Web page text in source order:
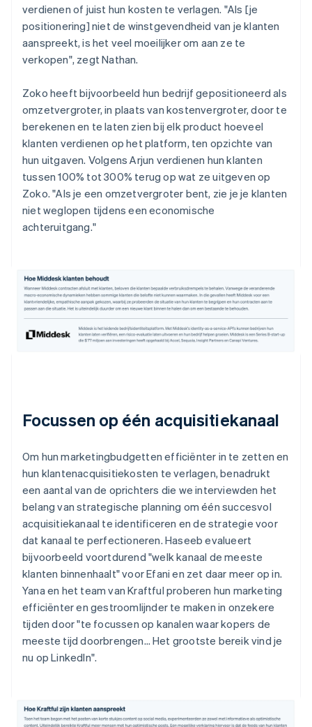
verdienen of juist hun kosten te verlagen. "Als [je
positionering] niet de winstgevendheid van je klanten
aanspreekt, is het veel moeilijker om aan ze te
verkopen", zegt Nathan.
Zoko heeft bijvoorbeeld hun bedrijf gepositioneerd als
omzetvergroter, in plaats van kostenvergroter, door te
berekenen en te laten zien bij elk product hoeveel
klanten verdienen op het platform, ten opzichte van
hun uitgaven. Volgens Arjun verdienen hun klanten
tussen 100% tot 300% terug op wat ze uitgeven op
Zoko. "Als je een omzetvergroter bent, zie je je klanten
niet weglopen tijdens een economische
achteruitgang."
Focussen op één acquisitiekanaal
Om hun marketingbudgetten efficiënter in te zetten en
hun klantenacquisitiekosten te verlagen, benadrukt
een aantal van de oprichters die we interviewden het
belang van strategische planning om één succesvol
acquisitiekanaal te identificeren en de strategie voor
dat kanaal te perfectioneren. Haseeb evalueert
bijvoorbeeld voortdurend "welk kanaal de meeste
klanten binnenhaalt" voor Efani en zet daar meer op in.
Yana en het team van Kraftful proberen hun marketing
efficiënter en gestroomlijnder te maken in onzekere
tijden door "te focussen op kanalen waar kopers de
meeste tijd doorbrengen… Het grootste bereik vind je
nu op LinkedIn".